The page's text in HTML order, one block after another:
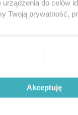
do celów
Twoją prywatność,
lewym dolnym rogu
będą miały
Akceptuję